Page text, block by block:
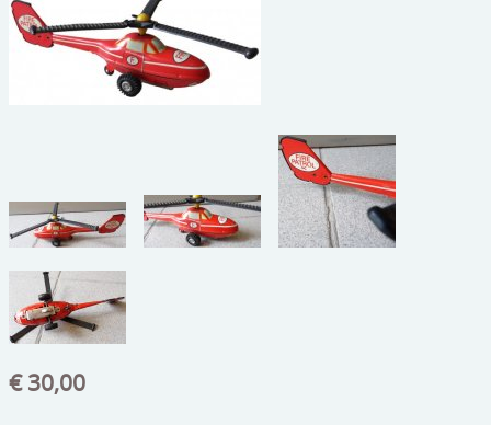
reclamevoorwerpen/merken
juwelen/horloges/brillen
medailles/munten/bankbiljetten
ets/tekening/litho/gravure
lamp/luchter
€ 30,00